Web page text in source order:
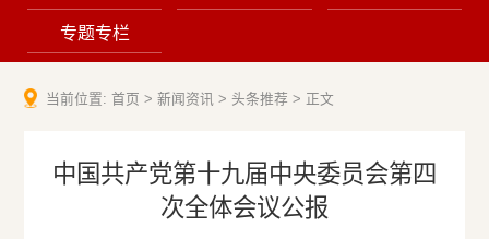
专题专栏
当前位置:首页 >新闻资讯 >头条推荐 > 正文
中国共产党第十九届中央委员会第四
次全体会议公报